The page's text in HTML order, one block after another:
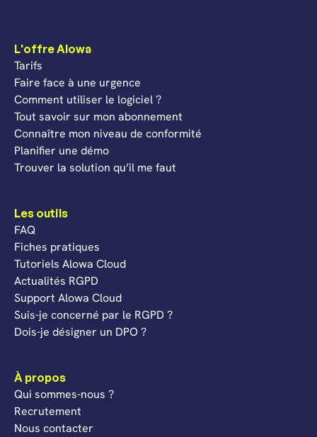
L'offre Alowa
Tarifs
Faire face à une urgence
Comment utiliser le logiciel ?
Tout savoir sur mon abonnement
Connaître mon niveau de conformité
Planifier une démo
Trouver la solution qu’il me faut
Les outils
FAQ
Fiches pratiques
Tutoriels Alowa Cloud
Actualités RGPD
Support Alowa Cloud
Suis-je concerné par le RGPD ?
Dois-je désigner un DPO ?
À propos
Qui sommes-nous ?
Recrutement
Nous contacter